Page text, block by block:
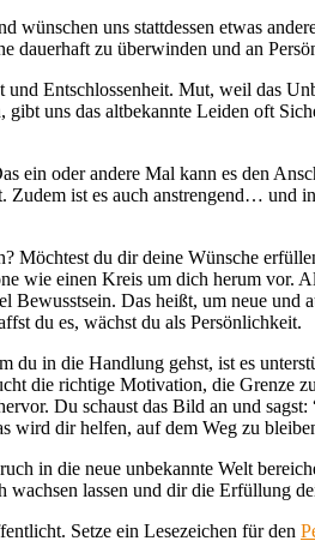
uns stattdessen etwas
zu überwinden und an
Entschlossenheit. Mut, weil das
uns das altbekannte Leiden oft
ein oder andere Mal kann es den
Zudem ist es auch anstrengend…
Möchtest du dir deine Wünsche
wie einen Kreis um dich herum vor.
Das heißt, um neue und
du es, wächst du als Persönlichkeit.
du in die Handlung gehst, ist es
die richtige Motivation, die Grenze
Du schaust das Bild an und sagst:
wird dir helfen, auf dem Weg zu
in die neue unbekannte Welt
lassen und dir die Erfüllung
Setze ein Lesezeichen für den